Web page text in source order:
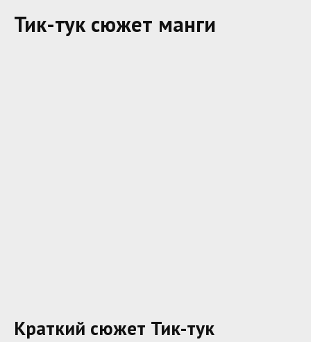
Тик-тук сюжет манги
Краткий сюжет Тик-тук